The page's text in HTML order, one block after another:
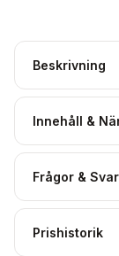
Beskrivning
Innehåll &
Frågor & Svar
Prishistorik